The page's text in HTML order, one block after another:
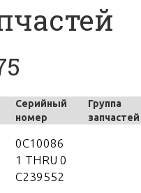
Серийный
номер
Группа
запчастей
0C10086
1 THRU 0
C239552